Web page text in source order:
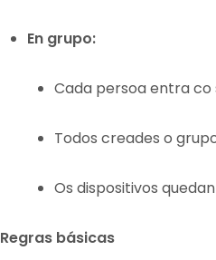
En grupo:
Cada persoa entra co
Todos creades o
Os dispositivos
Regras básicas